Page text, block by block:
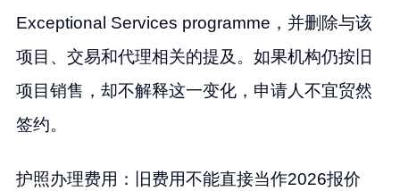
Exceptional Services programme，并删除与该
项目、交易和代理相关的提及。如果机构仍按旧
项目销售，却不解释这一变化，申请人不宜贸然
签约。
护照办理费用：旧费用不能直接当作2026报价